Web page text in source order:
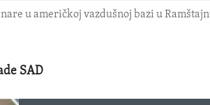
u američkoj vazdušnoj bazi u
SAD